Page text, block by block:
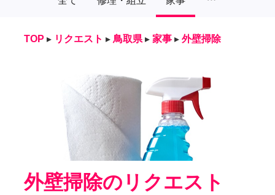
TOP ▸ リクエスト ▸ 鳥取県 ▸ 家事 ▸ 外壁掃除
外壁掃除のリクエスト